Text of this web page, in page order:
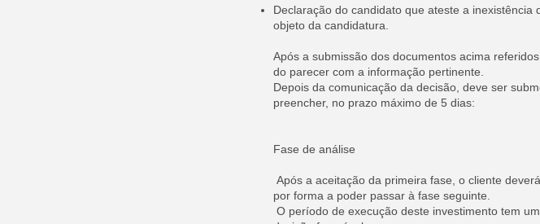
Declaração do candidato que ateste a
objeto da candidatura.
Após a submissão dos documentos acima
do parecer com a informação pertinente.
Depois da comunicação da decisão, deve ser
preencher, no prazo máximo de 5 dias:
Fase de análise
Após a aceitação da primeira fase, o cliente
por forma a poder passar à fase seguinte.
O período de execução deste investimento tem